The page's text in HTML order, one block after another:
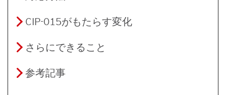
CIP-015がもたらす変化
さらにできること
参考記事